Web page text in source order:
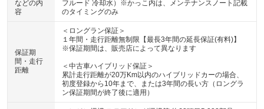
などの内
容
フルード 冷却水）※かっこ内は、メンテナンスノート記載
のタイミングのみ
保証期
間・走行
距離
＜ロングラン保証＞
１年間・走行距離無制限【最長3年間の延長保証(有料)】
※保証期間は、販売店によって異なります
＜中古車ハイブリッド保証＞
累計走行距離が20万Km以内のハイブリッドカーの場合、
初度登録から10年まで、または3年間の長い方（ロングラ
ン保証期間が終了後に適用）